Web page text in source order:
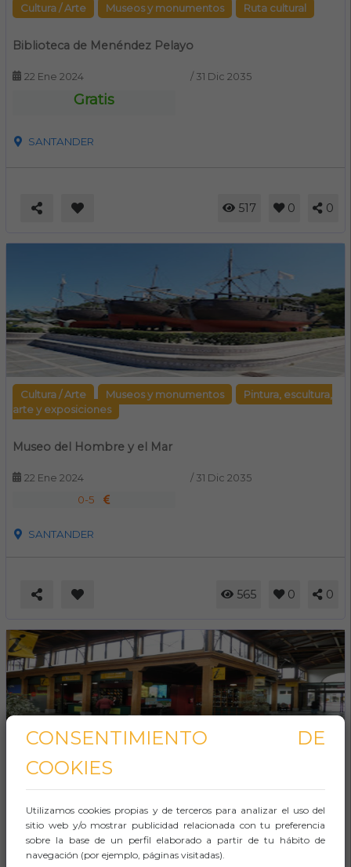
Cultura / Arte Museos y monumentos Ruta cultural
Biblioteca de Menéndez Pelayo
22 Ene 2024 / 31 Dic 2035
Gratis
SANTANDER
517 0 0
Cultura / Arte Museos y monumentos
Pintura, escultura,
arte y exposiciones
Museo del Hombre y el Mar
22 Ene 2024 / 31 Dic 2035
0-5
SANTANDER
565 0 0
Mercado del Este
31 Dic 2035
CONSENTIMIENTO DE
COOKIES
Utilizamos cookies propias y de terceros para analizar el uso del
sitio web y/o mostrar publicidad relacionada con tu preferencia
sobre la base de un perfil elaborado a partir de tu hábito de
navegación (por ejemplo, páginas visitadas).